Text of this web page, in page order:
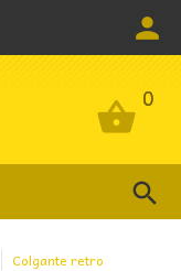
0
0
Colgante retro